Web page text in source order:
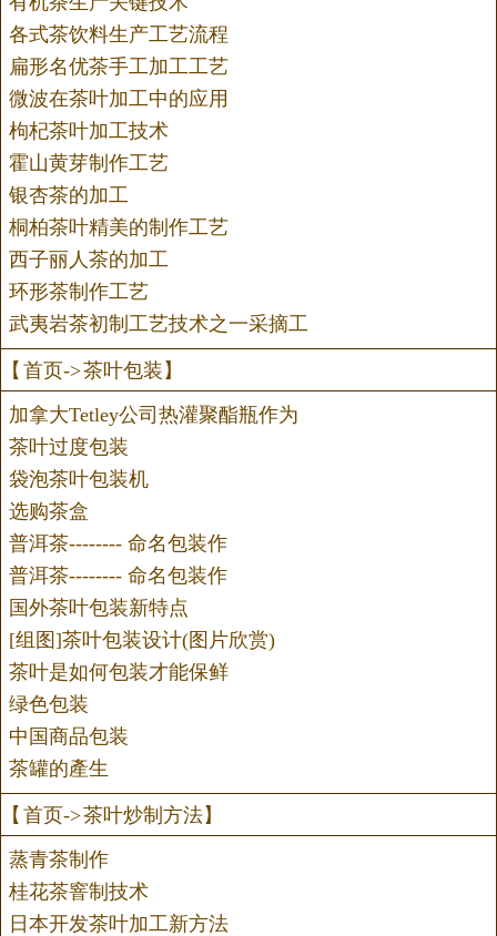
各式茶饮料生产工艺流程
扁形名优茶手工加工工艺
微波在茶叶加工中的应用
枸杞茶叶加工技术
霍山黄芽制作工艺
银杏茶的加工
桐柏茶叶精美的制作工艺
西子丽人茶的加工
环形茶制作工艺
武夷岩茶初制工艺技术之一采摘工
【 首页->茶叶包装 】
加拿大Tetley公司热灌聚酯瓶作为
茶叶过度包装
袋泡茶叶包装机
选购茶盒
普洱茶-------- 命名包装作
普洱茶-------- 命名包装作
国外茶叶包装新特点
[组图]茶叶包装设计(图片欣赏)
茶叶是如何包装才能保鲜
绿色包装
中国商品包装
茶罐的產生
【 首页->茶叶炒制方法】
蒸青茶制作
桂花茶窨制技术
日本开发茶叶加工新方法